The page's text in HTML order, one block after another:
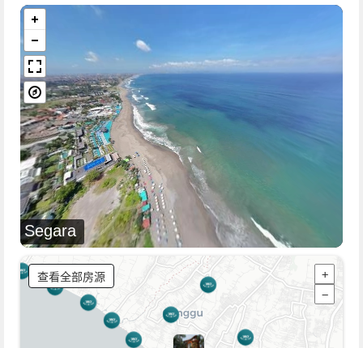
Segara
查看全部房源
+
−